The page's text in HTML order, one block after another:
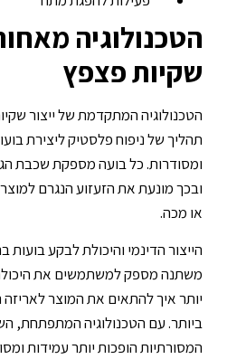
הטכנולוגיה
שקיות פצפץ
הטכנולוגיה המתקדמת של ייצור
תהליך של ניפוח פלסטיק ליצירת
ומסודרות. כל בועה מספקת שכבת
ובכך מונעת את הזעזוע הנגרם
או מכה.
הייצור הדינמי והיכולת לבקע בועות
משתנה מספק למשתמשים את
יותר איך להתאים את המוצר
ביותר. עם הטכנולוגיה המתפתחת,
המסורתיות הופכות יותר עמידות